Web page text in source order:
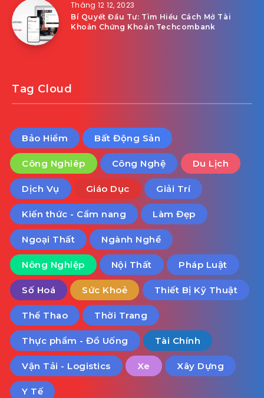
Tháng 12 12, 2023
Bí Quyết Đầu Tư: Tìm Hiểu Cách Mở Tài
Khoản Chứng Khoán Techcombank
Tag Cloud
Bảo Hiểm Bất Động Sản
Công Nghiêp Công Nghệ Du Lịch
Dịch Vụ Giáo Dục Giải Trí
Kiến thức - Cẩm nang Làm Đẹp
Ngoại Thất Ngành Nghề
Nông Nghiệp Nội Thất Pháp Luật
Số Hoá Sức Khoẻ Thiết Bị Kỹ Thuật
Thể Thao Thời Trang
Thực phẩm - Đồ Uống Tài Chính
Vận Tải - Logistics Xe Xây Dựng
Y Tế